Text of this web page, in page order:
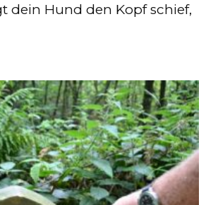
dein Hund den Kopf schief,